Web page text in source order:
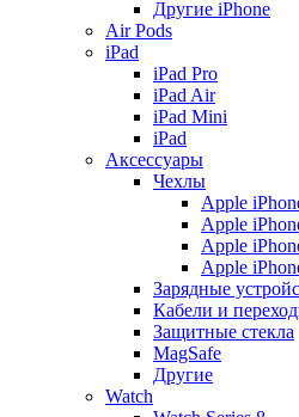
Другие iPhone
Air Pods
iPad
iPad Pro
iPad Air
iPad Mini
iPаd
Аксессуары
Чехлы
Apple
Apple
Apple
Apple
Зарядные
Кабели и
Защитные стекла
MagSafe
Другие
Watch